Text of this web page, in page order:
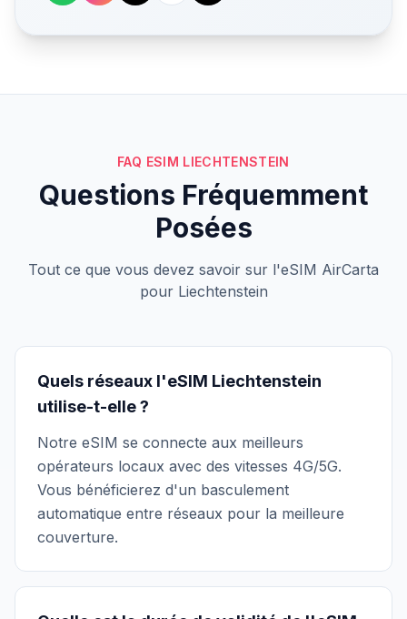
FAQ ESIM LIECHTENSTEIN
Questions Fréquemment
Posées
Tout ce que vous devez savoir sur l'eSIM AirCarta
pour Liechtenstein
Quels réseaux l'eSIM Liechtenstein
utilise-t-elle ?
Notre eSIM se connecte aux meilleurs
opérateurs locaux avec des vitesses 4G/5G.
Vous bénéficierez d'un basculement
automatique entre réseaux pour la meilleure
couverture.